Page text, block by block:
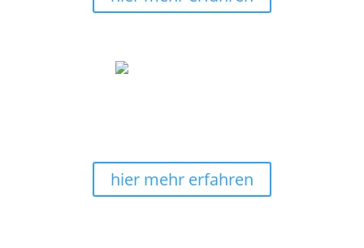
hier mehr erfahren